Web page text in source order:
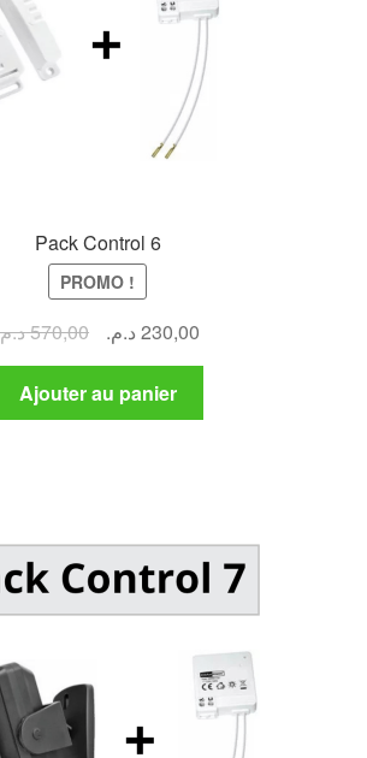
Pack Control 6
PROMO !
570,00
Le
prix
initial
était :
230,00 د.م.
Le
prix
est :
Ajouter au panier